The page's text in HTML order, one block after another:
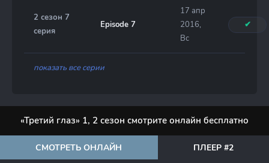
2 сезон 7
серия
Episode 7
17 апр
2016,
Вс
✔
показать все серии
«Третий глаз» 1, 2 сезон смотрите онлайн бесплатно
СМОТРЕТЬ ОНЛАЙН ПЛЕЕР #2